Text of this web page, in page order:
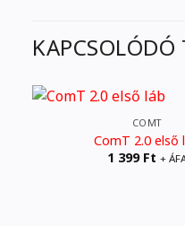
KAPCSOLÓDÓ
COMT
ComT 2.0 első
1 399 Ft +